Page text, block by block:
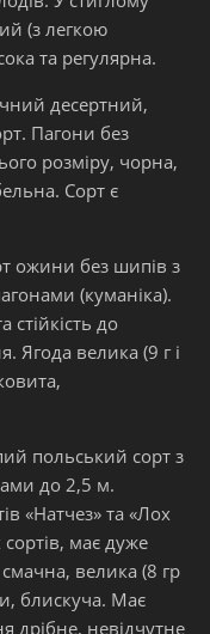
(з легкою
та регулярна.
десертний,
Пагони без
розміру, чорна,
Сорт є
ожини без шипів з
(куманіка).
стійкість до
Ягода велика (9 г і
польський сорт з
до 2,5 м.
«Натчез» та «Лох
має дуже
велика (8 гр
блискуча. Має
дрібне, невідчутне